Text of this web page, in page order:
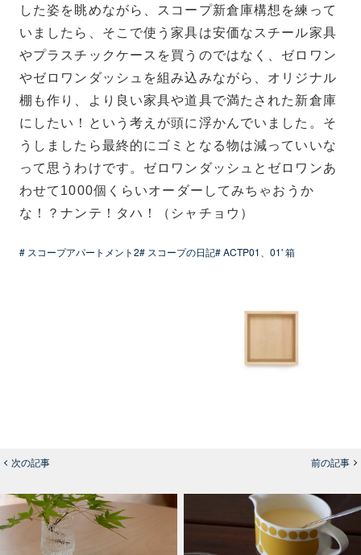
した姿を眺めながら、スコープ新倉庫構想を練って
いましたら、そこで使う家具は安価なスチール家具
やプラスチックケースを買うのではなく、ゼロワン
やゼロワンダッシュを組み込みながら、オリジナル
棚も作り、より良い家具や道具で満たされた新倉庫
にしたい！という考えが頭に浮かんでいました。そ
うしましたら最終的にゴミとなる物は減っていいな
って思うわけです。ゼロワンダッシュとゼロワンあ
わせて1000個くらいオーダーしてみちゃおうか
な！？ナンテ！タハ！（シャチョウ）
# スコープアパートメント2# スコープの日記# ACTP01、01' 箱
次の記事 前の記事